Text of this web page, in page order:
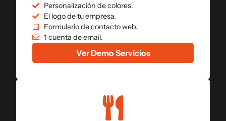
Personalización de colores.
El logo de tu empresa.
Formulario de contacto web.
1 cuenta de email.
Ver Demo Servicios